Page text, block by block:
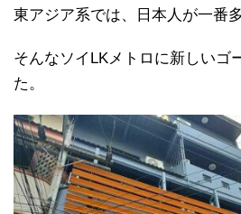
東アジア系では、日本人が一番
そんなソイLKメトロに新しいゴ
た。